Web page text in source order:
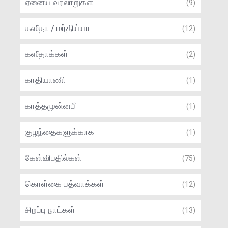
(9)
கஸீதா / மர்திய்யா (12)
கஸீதாக்கள் (2)
காதியாணி (1)
காத்தமுன்னபீ (1)
குழந்தைகளுக்காக (1)
கேள்விபதில்கள் (75)
கொள்கை பத்வாக்கள் (12)
சிறப்பு நாட்கள் (13)